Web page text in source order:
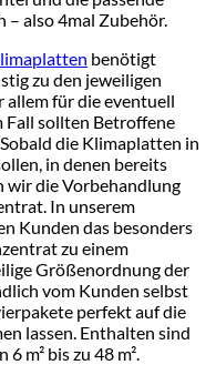
– also 4mal Zubehör.
benötigt
zu den jeweiligen
allem für die eventuell
Fall sollten Betroffene
die Klimaplatten in
in denen bereits
wir die Vorbehandlung
In unserem
Kunden das besonders
zu einem
Größenordnung der
vom Kunden selbst
perfekt auf die
lassen. Enthalten sind
m² bis zu 48 m².